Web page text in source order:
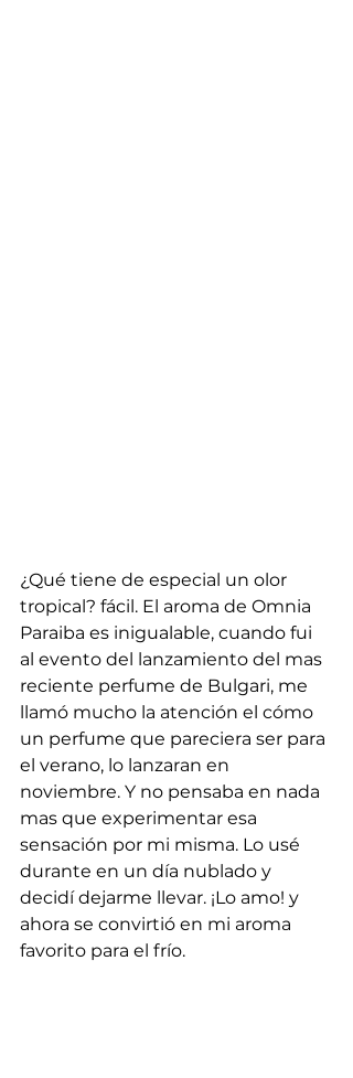
¿Qué tiene de especial un olor
tropical? fácil. El aroma de Omnia
Paraiba es inigualable, cuando fui
al evento del lanzamiento del mas
reciente perfume de Bulgari, me
llamó mucho la atención el cómo
un perfume que pareciera ser para
el verano, lo lanzaran en
noviembre. Y no pensaba en nada
mas que experimentar esa
sensación por mi misma. Lo usé
durante en un día nublado y
decidí dejarme llevar. ¡Lo amo! y
ahora se convirtió en mi aroma
favorito para el frío.